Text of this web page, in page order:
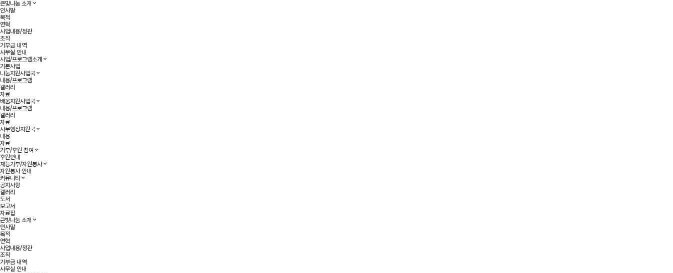
큰빛나눔 소개
인사말
목적
연혁
사업내용/정관
조직
기부금 내역
사무실 안내
사업/프로그램소개
기본사업
나눔지원사업국
내용/프로그램
갤러리
자료
배움지원사업국
내용/프로그램
갤러리
자료
사무행정지원국
내용
자료
기부/후원 참여
후원안내
재능기부/자원봉사
자원봉사 안내
커뮤니티
공지사항
갤러리
도서
보고서
자료집
큰빛나눔 소개
인사말
목적
연혁
사업내용/정관
조직
기부금 내역
사무실 안내